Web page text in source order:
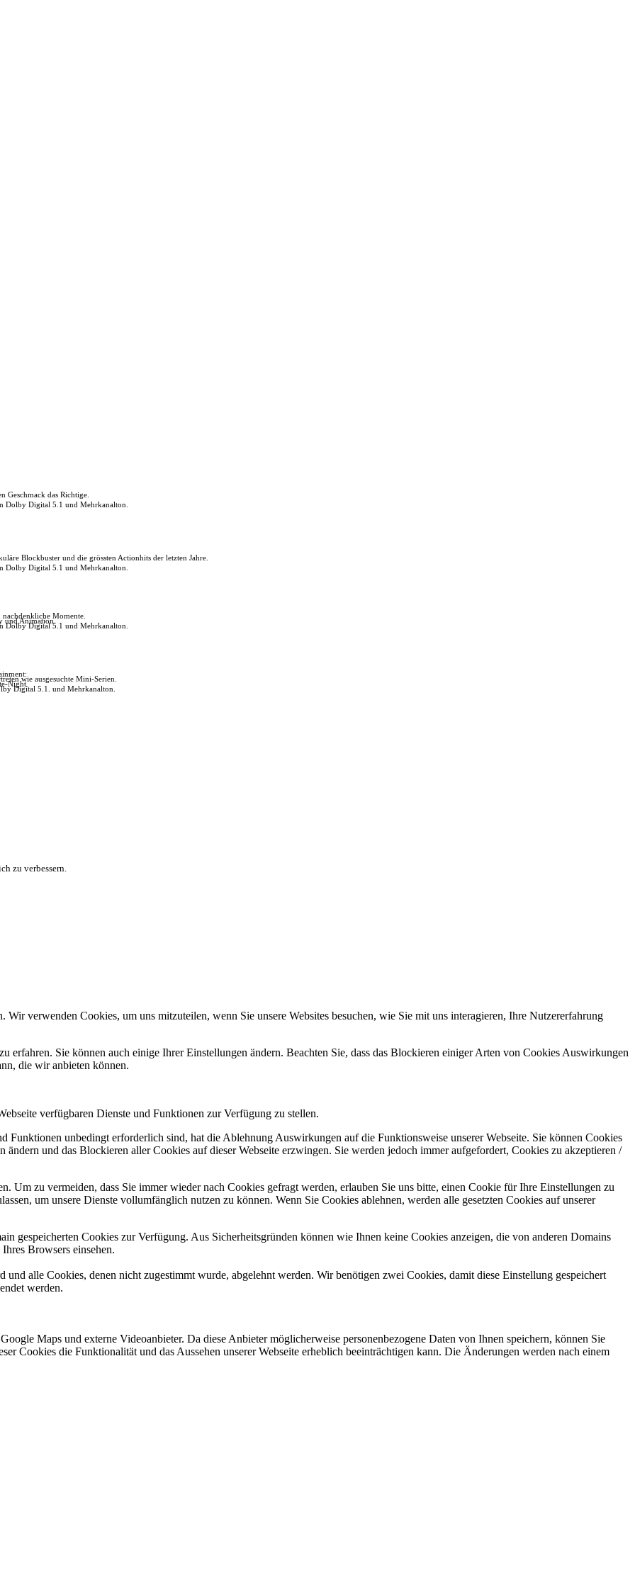
Geschmack das Richtige.
Dolby Digital 5.1 und Mehrkanalton.
Blockbuster und die grössten Actionhits der letzten Jahre.
Dolby Digital 5.1 und Mehrkanalton.
Momente.
und Animation.
Dolby Digital 5.1 und Mehrkanalton.
wie ausgesuchte Mini-Serien.
Night.
Digital 5.1. und Mehrkanalton.
zu verbessern.
verwenden Cookies, um uns mitzuteilen, wenn Sie unsere Websites besuchen, wie Sie mit uns interagieren, Ihre Nutzererfahrung
erfahren. Sie können auch einige Ihrer Einstellungen ändern. Beachten Sie, dass das Blockieren einiger Arten von Cookies Auswirkungen
die wir anbieten können.
verfügbaren Dienste und Funktionen zur Verfügung zu stellen.
Funktionen unbedingt erforderlich sind, hat die Ablehnung Auswirkungen auf die Funktionsweise unserer Webseite. Sie können Cookies
und das Blockieren aller Cookies auf dieser Webseite erzwingen. Sie werden jedoch immer aufgefordert, Cookies zu akzeptieren /
Um zu vermeiden, dass Sie immer wieder nach Cookies gefragt werden, erlauben Sie uns bitte, einen Cookie für Ihre Einstellungen zu
um unsere Dienste vollumfänglich nutzen zu können. Wenn Sie Cookies ablehnen, werden alle gesetzten Cookies auf unserer
gespeicherten Cookies zur Verfügung. Aus Sicherheitsgründen können wie Ihnen keine Cookies anzeigen, die von anderen Domains
Browsers einsehen.
alle Cookies, denen nicht zugestimmt wurde, abgelehnt werden. Wir benötigen zwei Cookies, damit diese Einstellung gespeichert
werden.
Maps und externe Videoanbieter. Da diese Anbieter möglicherweise personenbezogene Daten von Ihnen speichern, können Sie
Cookies die Funktionalität und das Aussehen unserer Webseite erheblich beeinträchtigen kann. Die Änderungen werden nach einem